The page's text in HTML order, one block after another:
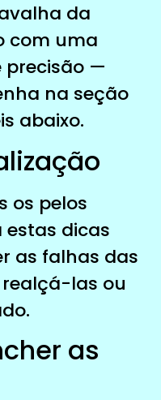
da
com uma
precisão —
na seção
abaixo.
os pelos
estas dicas
as falhas das
las ou
as